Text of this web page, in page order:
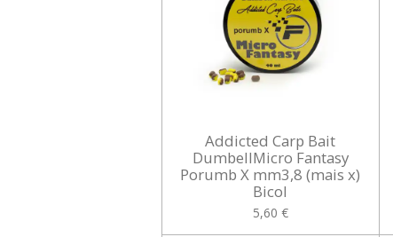
Addicted Carp Bait
DumbellMicro Fantasy
Porumb X mm3,8 (mais x)
Bicol
5,60 €